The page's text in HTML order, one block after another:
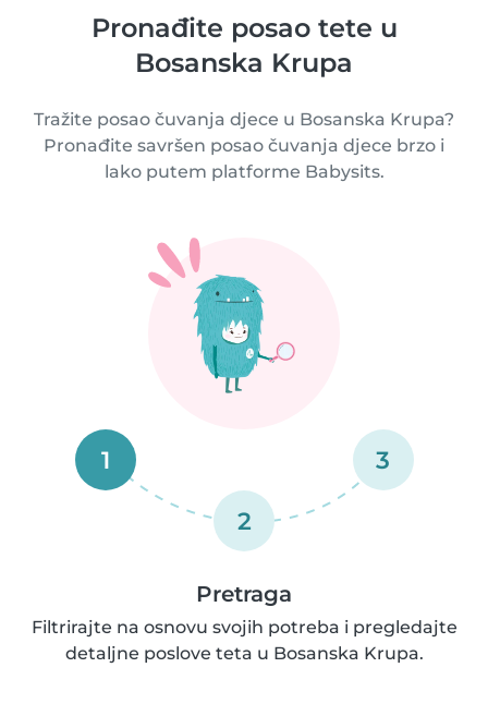
Pronađite posao tete u
Bosanska Krupa
Tražite posao čuvanja djece u Bosanska Krupa?
Pronađite savršen posao čuvanja djece brzo i
lako putem platforme Babysits.
1
2
3
Pretraga
Filtrirajte na osnovu svojih potreba i pregledajte
detaljne poslove teta u Bosanska Krupa.